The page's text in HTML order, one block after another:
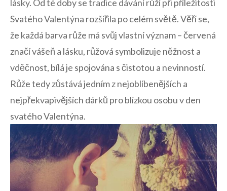
lásky. Od té doby se⁤ tradice dávání růží při příležitosti
Svatého Valentýna rozšířila po‌ celém světě. Věří se,
že každá barva růže má svůj vlastní význam – červená
značí vášeň a lásku, růžová symbolizuje něžnost a ​
vděčnost, bílá‌ je spojována s čistotou a nevinností.
Růže tedy zůstává jedním z nejoblíbenějších a
nejpřekvapivějších dárků pro blízkou‌ osobu v den⁢
svatého Valentýna.